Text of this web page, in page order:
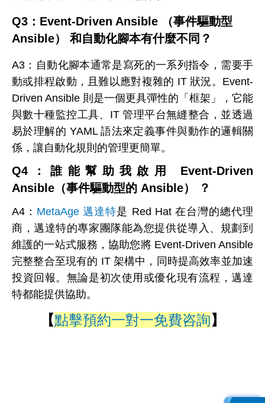
Q3 ：Event-Driven Ansible （事件驅動型
Ansible） 和自動化腳本有什麼不同？
A3 ： 自動化腳本通常是寫死的一系列指令，需要手
動或排程啟動，且難以應對複雜的 IT 狀況。Event-
Driven Ansible 則是一個更具彈性的「框架」，它能
與數十種監控工具、IT 管理平台無縫整合，並透過
易於理解的 YAML 語法來定義事件與動作的邏輯關
係，讓自動化規則的管理更簡單。
Q4 ：誰能幫助我啟用 Event-Driven
Ansible（事件驅動型的 Ansible） ？
A4 ： MetaAge 邁達特是 Red Hat 在台灣的總代理
商，邁達特的專家團隊能為您提供從導入、規劃到
維護的一站式服務，協助您將 Event-Driven Ansible
完整整合至現有的 IT 架構中，同時提高效率並加速
投資回報。無論是初次使用或優化現有流程，邁達
特都能提供協助。
【點擊預約一對一免費咨詢】